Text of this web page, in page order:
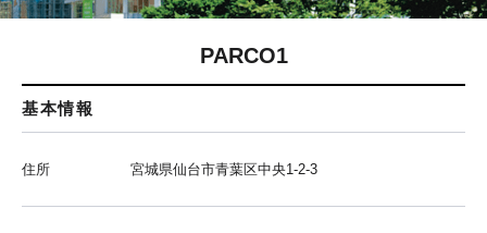
PARCO1
基本情報
住所 宮城県仙台市青葉区中央1-2-3